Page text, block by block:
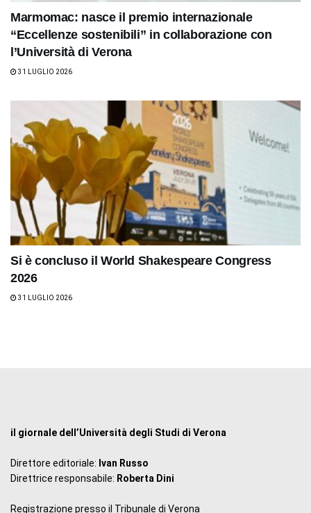
Marmomac: nasce il premio internazionale
“Eccellenze sostenibili” in collaborazione con
l’Università di Verona
31 LUGLIO 2026
Si è concluso il World Shakespeare Congress
2026
31 LUGLIO 2026
il giornale dell’Università degli Studi di Verona
Direttore editoriale: Ivan Russo
Direttrice responsabile: Roberta Dini
Registrazione presso il Tribunale di Verona